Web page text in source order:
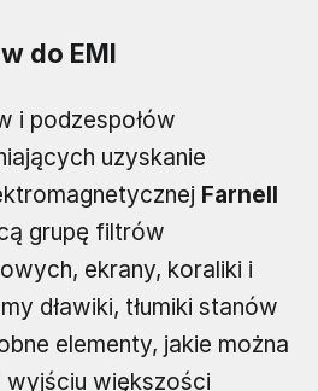
do EMI
i podzespołów
uzyskanie
Farnell
grupę filtrów
ekrany, koraliki i
dławiki, tłumiki stanów
elementy, jakie można
wyjściu większości